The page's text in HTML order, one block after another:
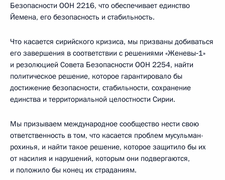
Безопасности ООН 2216, что обеспечивает единство
Йемена, его безопасность и стабильность.
Что касается сирийского кризиса, мы призваны добиваться
его завершения в соответствии с решениями «Женевы‑1»
и резолюцией Совета Безопасности ООН 2254, найти
политическое решение, которое гарантировало бы
достижение безопасности, стабильности, сохранение
единства и территориальной целостности Сирии.
Мы призываем международное сообщество нести свою
ответственность в том, что касается проблем мусульман-
рохинья, и найти такое решение, которое защитило бы их
от насилия и нарушений, которым они подвергаются,
и положило бы конец их страданиям.